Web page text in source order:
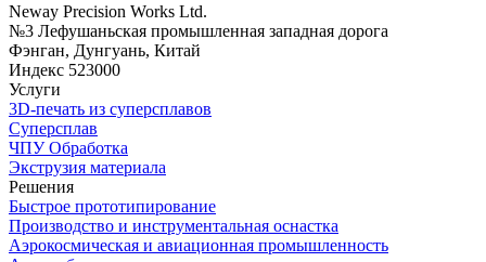
Neway Precision Works Ltd.
№3 Лефушаньская промышленная западная дорога
Фэнган, Дунгуань, Китай
Индекс 523000
Услуги
3D-печать из суперсплавов
Суперсплав
ЧПУ Обработка
Экструзия материала
Решения
Быстрое прототипирование
Производство и инструментальная оснастка
Аэрокосмическая и авиационная промышленность